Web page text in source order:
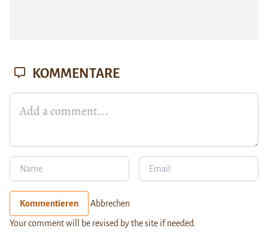
KOMMENTARE
Kommentieren Abbrechen
Your comment will be revised by the site if needed.